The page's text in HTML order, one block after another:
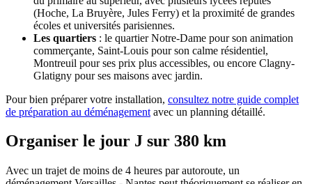
(Hoche, La Bruyère, Jules Ferry) et la proximité de grandes
écoles et universités parisiennes.
Les quartiers : le quartier Notre-Dame pour son animation
commerçante, Saint-Louis pour son calme résidentiel,
Montreuil pour ses prix plus accessibles, ou encore Clagny-
Glatigny pour ses maisons avec jardin.
Pour bien préparer votre installation, consultez notre guide complet
de préparation au déménagement avec un planning détaillé.
Organiser le jour J sur 380 km
Avec un trajet de moins de 4 heures par autoroute, un